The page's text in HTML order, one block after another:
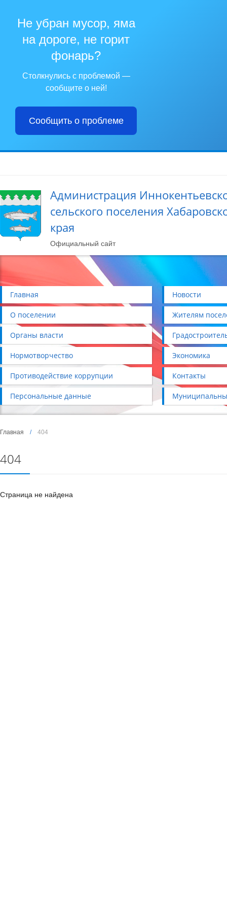
Не убран мусор, яма
на дороге, не горит
фонарь?
Столкнулись с проблемой —
сообщите о ней!
Сообщить о проблеме
Администрация
сельского поселения
края
Официальный сайт
Главная Новости
О поселении Жителям
Органы власти
Нормотворчество Экономика
Противодействие коррупции Контакты
Персональные данные
Главная / 404
404
Страница не найдена